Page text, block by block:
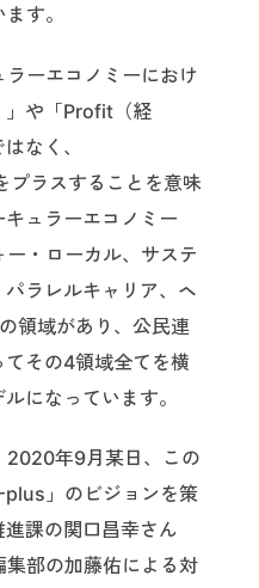
す。
ーエコノミーにおけ
」や「Profit（経
なく、
プラスすることを意味
ュラーエコノミー
・ローカル、サステ
ラレルキャリア、ヘ
領域があり、公民連
その4領域全てを横
になっています。
年9月某日、この
plus」のビジョンを策
課の関口昌幸さん
部の加藤佑による対